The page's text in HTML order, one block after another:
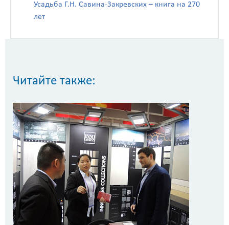
Усадьба Г.Н. Савина-Закревских – книга на 270
лет
Читайте также: